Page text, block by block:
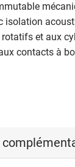
isolation
et aux
contacts à